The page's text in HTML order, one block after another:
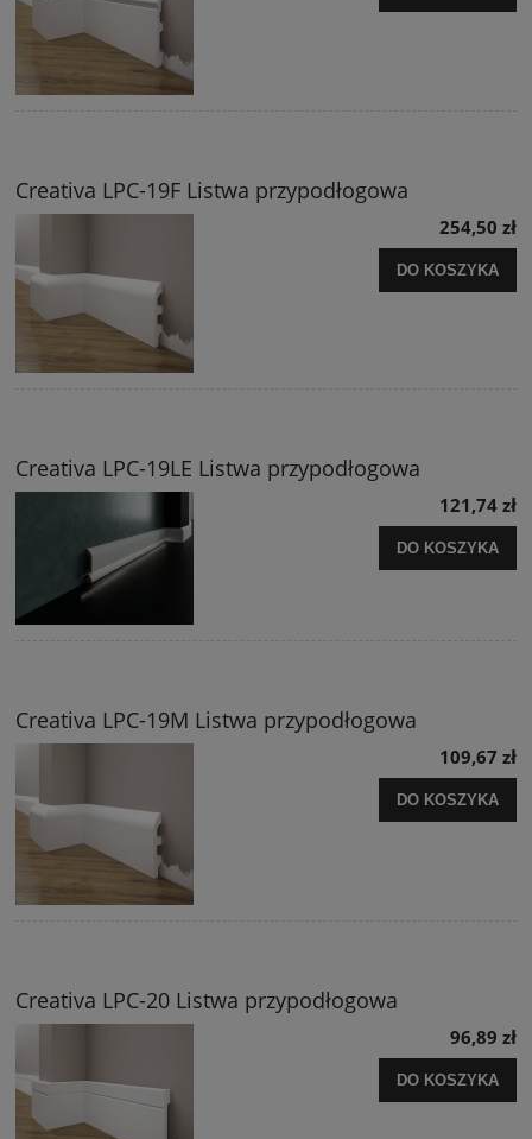
Creativa LPC-19F Listwa przypodłogowa
254,50 zł
DO KOSZYKA
Creativa LPC-19LE Listwa przypodłogowa
121,74 zł
DO KOSZYKA
Creativa LPC-19M Listwa przypodłogowa
109,67 zł
DO KOSZYKA
Creativa LPC-20 Listwa przypodłogowa
96,89 zł
DO KOSZYKA